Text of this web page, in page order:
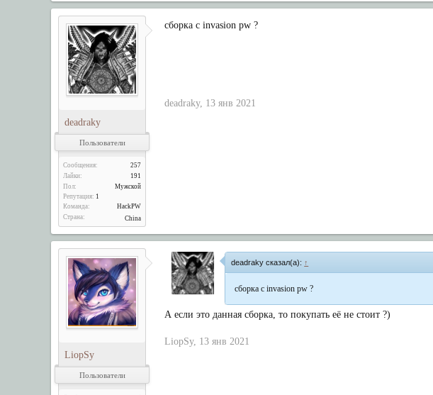
deadraky
Пользователи
Сообщения:
257
Лайки:
191
Пол:
Мужской
Репутация: 1
Команда:
HackPW
Страна:
China
сборка с invasion pw ?
deadraky, 13 янв 2021
LiopSy
Пользователи
deadraky сказал(а): ↑
сборка с invasion pw ?
А если это данная сборка, то покупать её не стоит ?)
LiopSy, 13 янв 2021